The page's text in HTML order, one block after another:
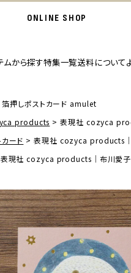
ONLINE SHOP
ムから探す特集一覧送料について
押しポストカード amulet
products
表現社 cozyca
ード
表現社 cozyca products｜
表現社 cozyca products｜布川愛子